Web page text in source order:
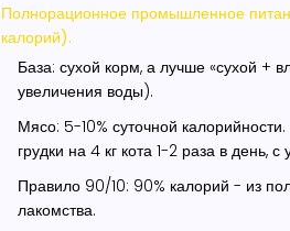
Полнорационное промышленное
калорий).
База: сухой корм, а лучше «сухой +
увеличения воды).
Мясо: 5-10% суточной
грудки на 4 кг кота 1-2 раза в день,
Правило 90/10: 90% калорий - из
лакомства.